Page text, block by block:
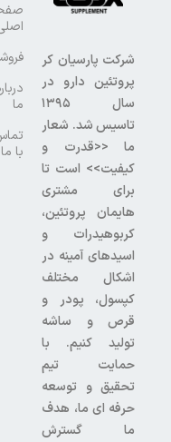
شرکت پارسیان کر
پروتئین دارو در
سال ۱۳۹۵
تاسیس شد. شعار
ما <<قدرت و
کیفیت>> است تا
برای مشتری
هایمان پروتئین،
کربوهیدرات و
اسیدهای آمینه در
اشکال مختلف
کپسول، پودر و
قرص و ساشه
تولید کنیم. با
حمایت تیم
تحقیق و توسعه
حرفه ای ما، هدف
ما گسترش
ما
با ما